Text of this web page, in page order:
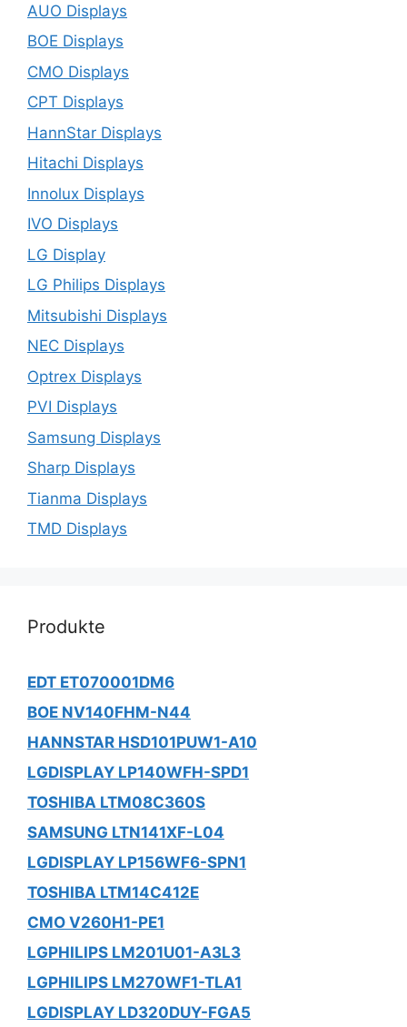
AUO Displays
BOE Displays
CMO Displays
CPT Displays
HannStar Displays
Hitachi Displays
Innolux Displays
IVO Displays
LG Display
LG Philips Displays
Mitsubishi Displays
NEC Displays
Optrex Displays
PVI Displays
Samsung Displays
Sharp Displays
Tianma Displays
TMD Displays
Produkte
EDT ET070001DM6
BOE NV140FHM-N44
HANNSTAR HSD101PUW1-A10
LGDISPLAY LP140WFH-SPD1
TOSHIBA LTM08C360S
SAMSUNG LTN141XF-L04
LGDISPLAY LP156WF6-SPN1
TOSHIBA LTM14C412E
CMO V260H1-PE1
LGPHILIPS LM201U01-A3L3
LGPHILIPS LM270WF1-TLA1
LGDISPLAY LD320DUY-FGA5